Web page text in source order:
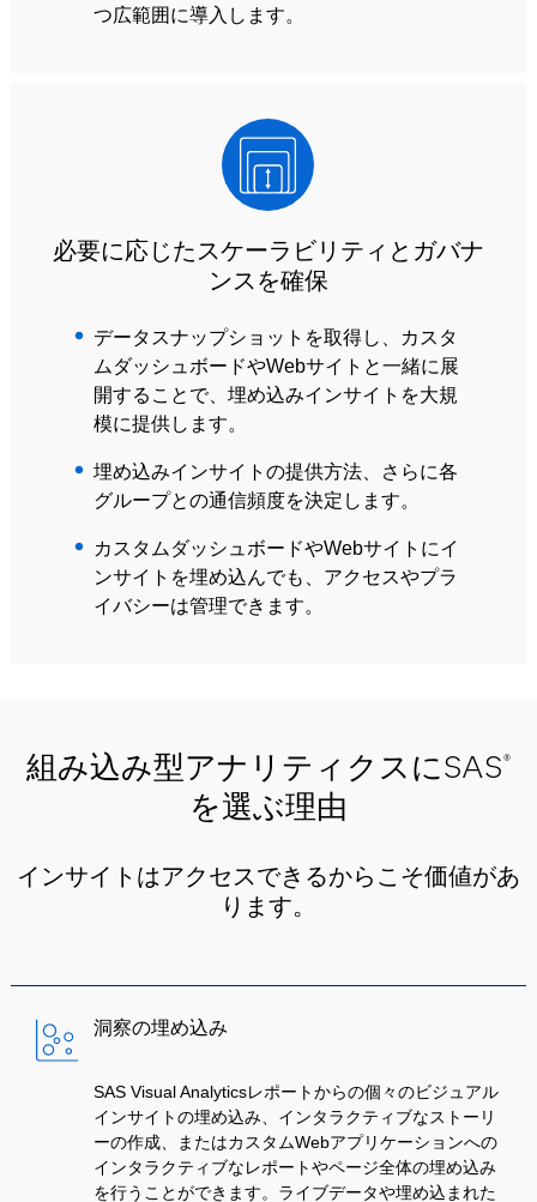
つ広範囲に導入します。
必要に応じたスケーラビリティとガバナ
ンスを確保
データスナップショットを取得し、カスタ
ムダッシュボードやWebサイトと一緒に展
開することで、埋め込みインサイトを大規
模に提供します。
埋め込みインサイトの提供方法、さらに各
グループとの通信頻度を決定します。
カスタムダッシュボードやWebサイトにイ
ンサイトを埋め込んでも、アクセスやプラ
イバシーは管理できます。
組み込み型アナリティクスにSAS®
を選ぶ理由
インサイトはアクセスできるからこそ価値があ
ります。
洞察の埋め込み
SAS Visual Analyticsレポートからの個々のビジュアル
インサイトの埋め込み、インタラクティブなストーリ
ーの作成、またはカスタムWebアプリケーションへの
インタラクティブなレポートやページ全体の埋め込み
を行うことができます。ライブデータや埋め込まれた